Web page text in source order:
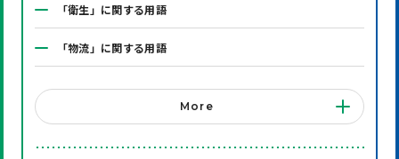
「衛生」に関する用語
「物流」に関する用語
「システム」に関する用語
「店舗備品」に関する用語
More